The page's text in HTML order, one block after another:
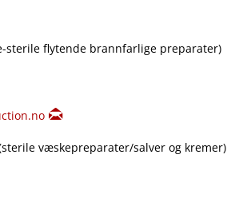
sterile flytende brannfarlige preparater)
væskepreparater​/​salver og kremer)